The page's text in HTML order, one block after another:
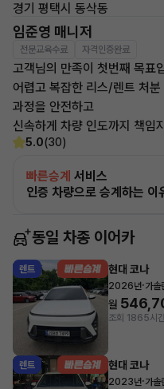
경기 평택시 동삭동
임준영 매니저
전문교육수료 자격인증완료
고객님의 만족이 첫번째 목표
어렵고 복잡한 리스/렌트 처
과정을 안전하고
신속하게 차량 인도까지 책임
5.0(30)
빠른승계 서비스
인증 차량으로 승계하는 이
동일 차종 이어카
렌트 현대 코나
2026년·가
월
조회 1865시
렌트 현대 코나
2023년·가